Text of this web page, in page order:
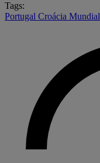
Tags:
Portugal Croácia Mundial